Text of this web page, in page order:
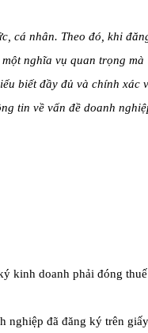
cá nhân. Theo đó, khi
nghĩa vụ quan trọng mà
biết đầy đủ và chính xác
tin về vấn đề doanh
kinh doanh phải đóng thuế
nghiệp đã đăng ký trên giấy